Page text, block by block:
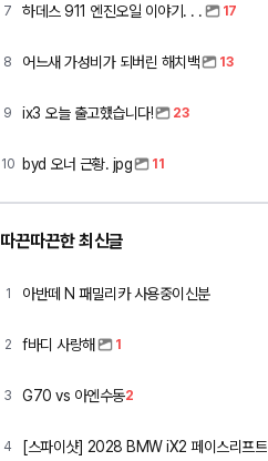
7 하데스 911 엔진오일 이야기. . . 17
8 어느새 가성비가 되버린 해치백 13
9 ix3 오늘 출고했습니다! 23
10 byd 오너 근황. jpg 11
따끈따끈한 최신글
1 아반떼 N 패밀리카 사용중이신분
2 f바디 사랑해 1
3 G70 vs 아엔수동2
4 [스파이샷] 2028 BMW iX2 페이스리프트